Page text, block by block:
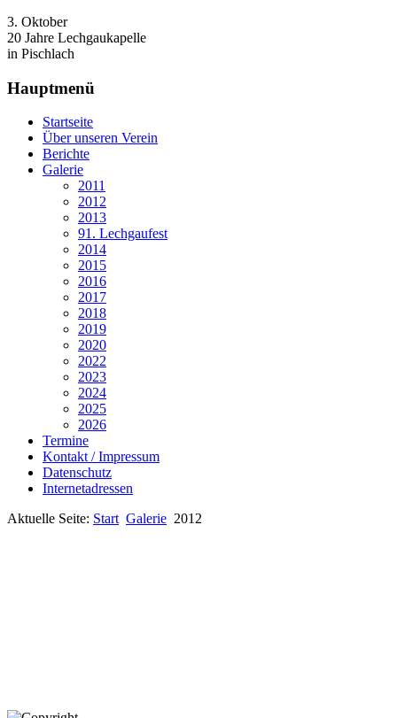
3. Oktober
20 Jahre Lechgaukapelle
in Pischlach
Hauptmenü
Startseite
Über unseren Verein
Berichte
Galerie
2011
2012
2013
91. Lechgaufest
2014
2015
2016
2017
2018
2019
2020
2022
2023
2024
2025
2026
Termine
Kontakt / Impressum
Datenschutz
Internetadressen
Aktuelle Seite: Start Galerie 2012